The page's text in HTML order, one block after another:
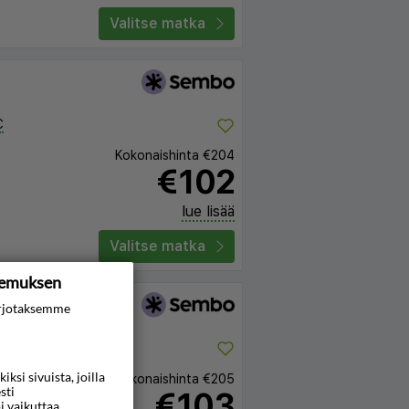
Valitse matka
Kokonaishinta €204
€102
lue lisää
Valitse matka
Kokonaishinta €205
sivuista, joilla
vaikuttaa